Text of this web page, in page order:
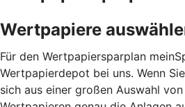
Wertpapiere
Für den Wertpapiersparplan
Wertpapierdepot bei uns. Wenn
sich aus einer großen Auswahl